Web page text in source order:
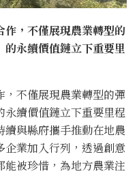
，不僅展現農業轉型的
永續價值鏈立下重要里
，不僅展現農業轉型的彈
續價值鏈立下重要里程
與縣府攜手推動在地農
業加入行列，透過創意
被珍惜，為地方農業注